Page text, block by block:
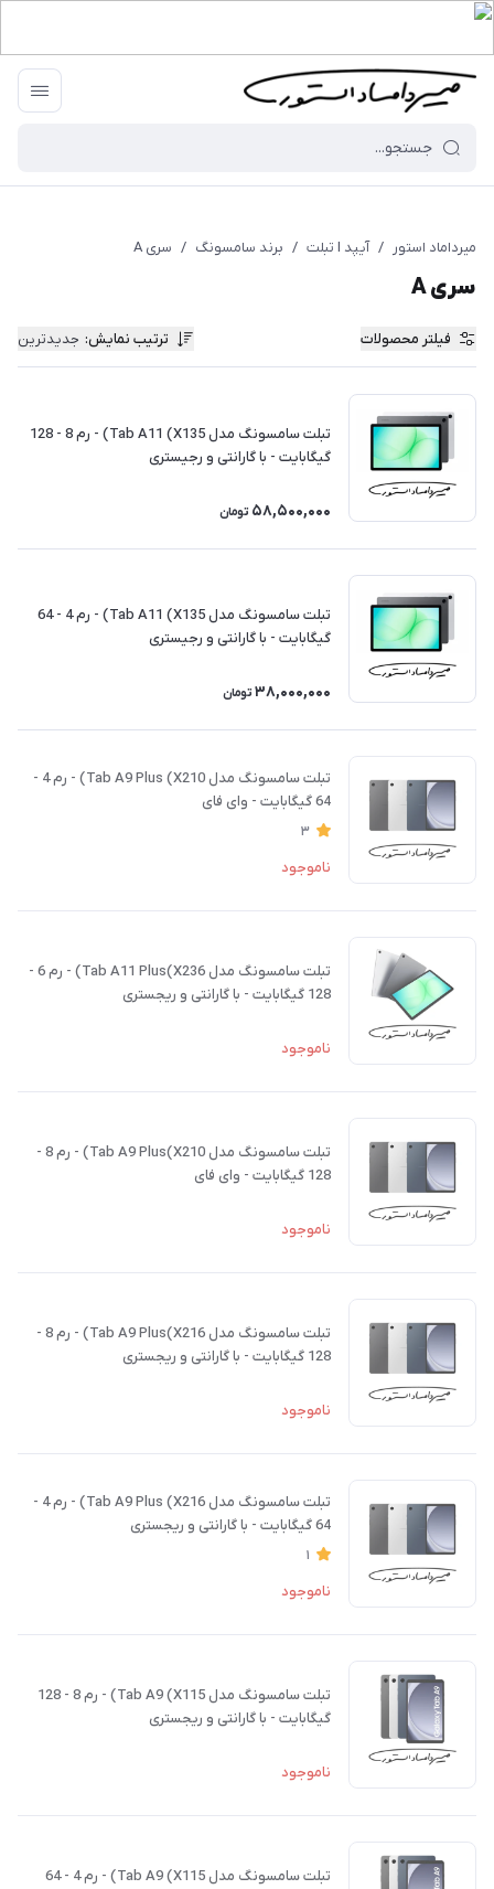
میرداماد استور / آیپد I تبلت / برند سامسونگ / سری A
سری A
فیلتر محصولات ترتیب نمایش: جدیدترین
تبلت سامسونگ مدل Tab A11 (X135) - رم 8 - 128
گیگابایت - با گارانتی و رجیستری
58,500,000 تومان
تبلت سامسونگ مدل Tab A11 (X135) - رم 4 - 64
گیگابایت - با گارانتی و رجیستری
38,000,000 تومان
تبلت سامسونگ مدل Tab A9 Plus (X210) - رم 4 -
64 گیگابایت - وای فای
3
ناموجود
تبلت سامسونگ مدل Tab A11 Plus(X236) - رم 6 -
128 گیگابایت - با گارانتی و ریجستری
ناموجود
تبلت سامسونگ مدل Tab A9 Plus(X210) - رم 8 -
128 گیگابایت - وای فای
ناموجود
تبلت سامسونگ مدل Tab A9 Plus(X216) - رم 8 -
128 گیگابایت - با گارانتی و ریجستری
ناموجود
تبلت سامسونگ مدل Tab A9 Plus (X216) - رم 4 -
64 گیگابایت - با گارانتی و ریجستری
1
ناموجود
تبلت سامسونگ مدل Tab A9 (X115) - رم 8 - 128
گیگابایت - با گارانتی و ریجستری
ناموجود
تبلت سامسونگ مدل Tab A9 (X115) - رم 4 - 64